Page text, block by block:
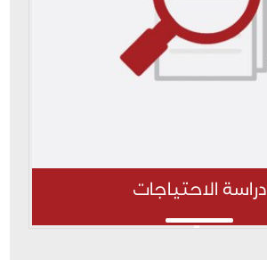
دراسة الاحتياجات